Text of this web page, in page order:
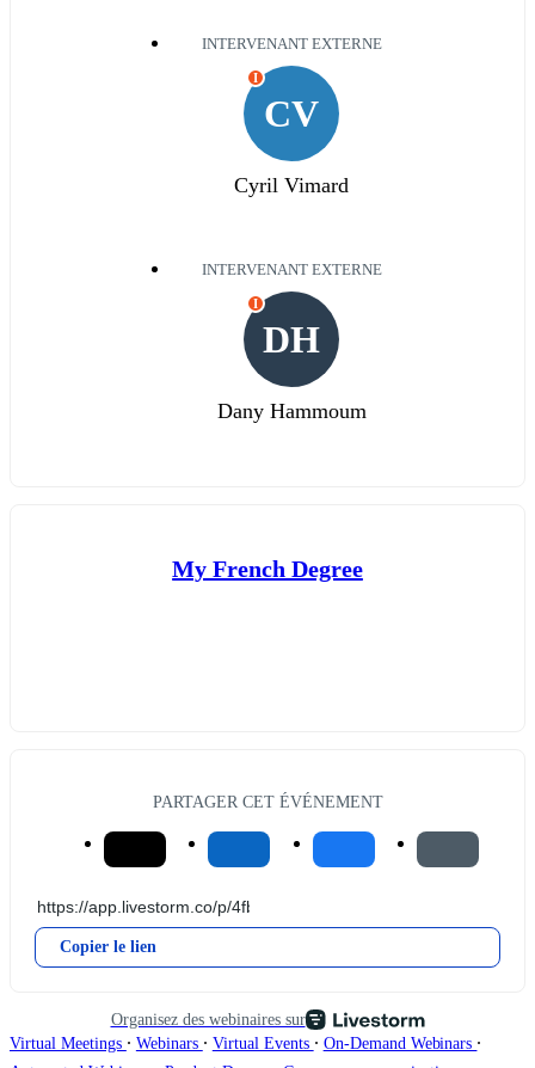
INTERVENANT EXTERNE
CV
I
Cyril Vimard
INTERVENANT EXTERNE
DH
I
Dany Hammoum
My French Degree
PARTAGER CET ÉVÉNEMENT
Copier le lien
Organisez des webinaires sur
Virtual Meetings ∙ Webinars ∙ Virtual Events ∙ On-Demand Webinars ∙